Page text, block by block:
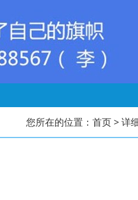
您所在的位置： 首页> 详